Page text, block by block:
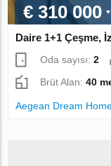
€ 310 000
Daire 1+1 Çeşme,
Oda sayısı:2
Brüt Alan:40
Aegean Dream